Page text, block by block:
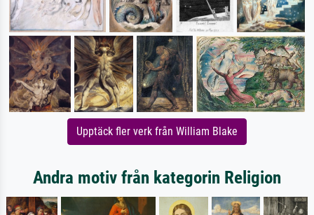
Upptäck fler verk från William Blake
Andra motiv från kategorin Religion